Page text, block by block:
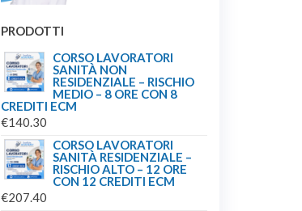
PRODOTTI
CORSO LAVORATORI
SANITÀ NON
RESIDENZIALE – RISCHIO
MEDIO – 8 ORE CON 8
CREDITI ECM
€140.30
CORSO LAVORATORI
SANITÀ RESIDENZIALE –
RISCHIO ALTO – 12 ORE
CON 12 CREDITI ECM
€207.40